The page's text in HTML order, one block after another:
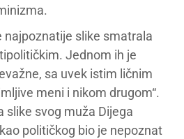
najpoznatije slike smatrala
Jednom ih je
sa uvek istim ličnim
meni i nikom drugom“.
slike svog muža Dijega
političkog bio je nepoznat